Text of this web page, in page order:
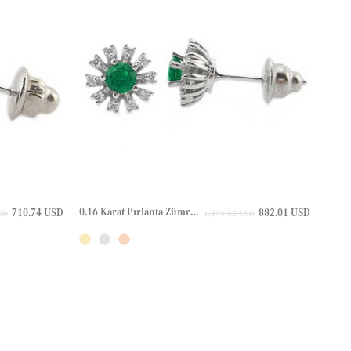
710.74 USD 0.16 Karat Pırlanta Zümrüt Halo Çivili Altın Küpe 882.01 USD
1,470.02 USD